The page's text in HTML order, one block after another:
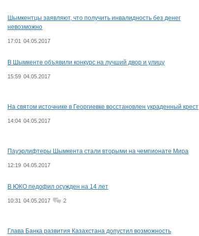
Шымкентцы заявляют, что получить инвалидность без денег
невозможно
17:01 04.05.2017
В Шымкенте объявили конкурс на лучший двор и улицу
15:59 04.05.2017
На святом источнике в Георгиевке восстановлен украденный крест
14:04 04.05.2017
Пауэрлифтеры Шымкента стали вторыми на чемпионате Мира
12:19 04.05.2017
В ЮКО педофил осужден на 14 лет
10:31 04.05.2017 2
Глава Банка развития Казахстана допустил возможность